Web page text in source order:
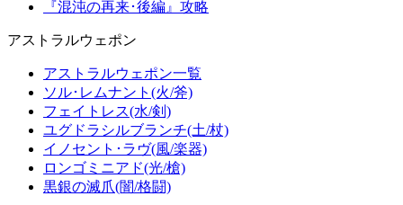
『混沌の再来･後編』攻略
アストラルウェポン
アストラルウェポン一覧
ソル･レムナント(火/斧)
フェイトレス(水/剣)
ユグドラシルブランチ(土/杖)
イノセント･ラヴ(風/楽器)
ロンゴミニアド(光/槍)
黒銀の滅爪(闇/格闘)